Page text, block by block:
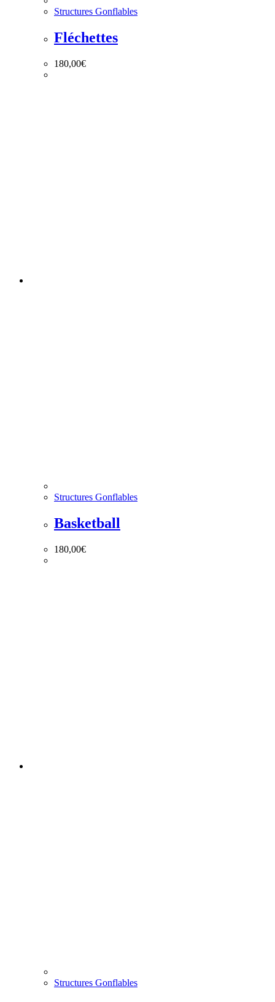
Structures Gonflables
Fléchettes
180,00€
Structures Gonflables
Basketball
180,00€
Structures Gonflables